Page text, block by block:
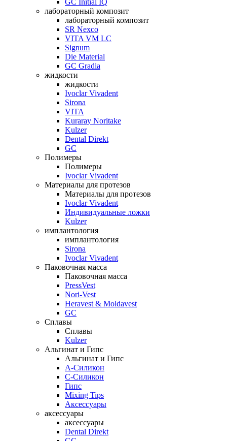
GC Initial IQ
лабораторный композит
лабораторный композит
SR Nexco
VITA VM LC
Signum
Die Material
GC Gradia
жидкости
жидкости
Ivoclar Vivadent
Sirona
VITA
Kuraray Noritake
Kulzer
Dental Direkt
GC
Полимеры
Полимеры
Ivoclar Vivadent
Материалы для протезов
Материалы для протезов
Ivoclar Vivadent
Индивидуальные ложки
Kulzer
имплантология
имплантология
Sirona
Ivoclar Vivadent
Паковочная масса
Паковочная масса
PressVest
Nori-Vest
Heravest & Moldavest
GC
Сплавы
Сплавы
Kulzer
Альгинат и Гипс
Альгинат и Гипс
A-Силикон
C-Силикон
Гипс
Mixing Tips
Аксессуары
аксессуары
аксессуары
Dental Direkt